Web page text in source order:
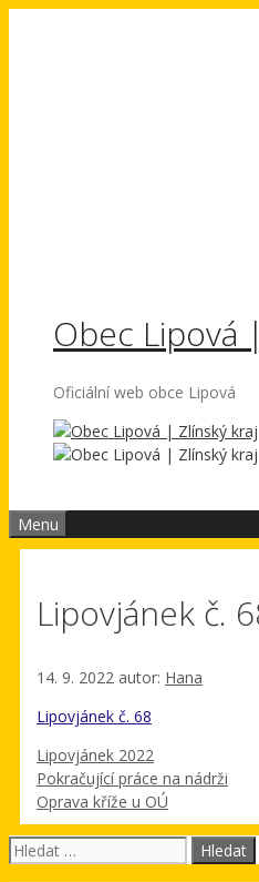
Obec Lipová
Oficiální web obce Lipová
Menu
Lipovjánek č.
14. 9. 2022 autor: Hana
Lipovjánek č. 68
Rubriky
Lipovjánek 2022
Pokračující práce na nádrži
Oprava kříže u OÚ
Hledat: